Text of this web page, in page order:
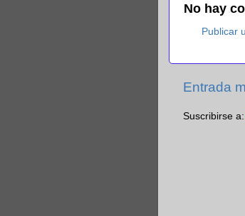
No hay
Publicar
Entrada
Suscribirse a: